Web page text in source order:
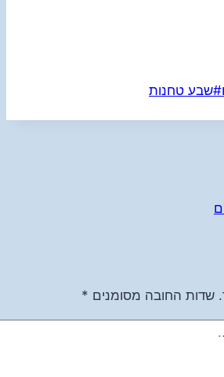
#שבע טחנות
שדות החובה מסומנים *